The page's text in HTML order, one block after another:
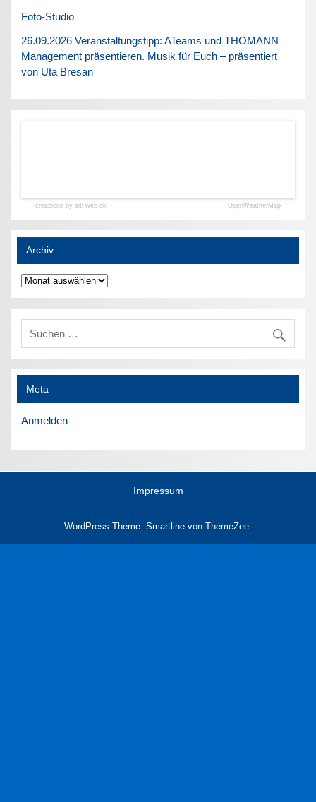
Foto-Studio
26.09.2026 Veranstaltungstipp: ATeams und THOMANN
Management präsentieren. Musik für Euch – präsentiert
von Uta Bresan
creazione by siti web ok OpenWeatherMap
Archiv
Archiv
Meta
Anmelden
Impressum
WordPress-Theme: Smartline von ThemeZee.